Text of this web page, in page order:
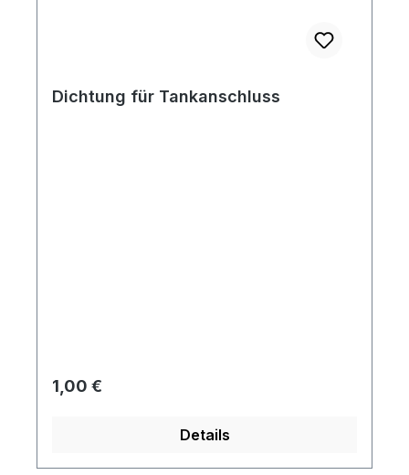
Dichtung für Tankanschluss
Regulärer Preis:
1,00 €
Details